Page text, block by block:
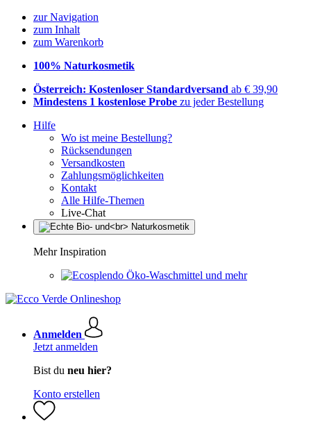
zur Navigation
zum Inhalt
zum Warenkorb
100% Naturkosmetik
Österreich: Kostenloser Standardversand ab € 39,90
Mindestens 1 kostenlose Probe zu jeder Bestellung
Hilfe
Wo ist meine Bestellung?
Rücksendungen
Versandkosten
Zahlungsmöglichkeiten
Kontakt
Alle Hilfe-Themen
Live-Chat
Mehr Inspiration
Öko-Waschmittel und mehr
Anmelden
Jetzt anmelden
Bist du neu hier?
Konto erstellen